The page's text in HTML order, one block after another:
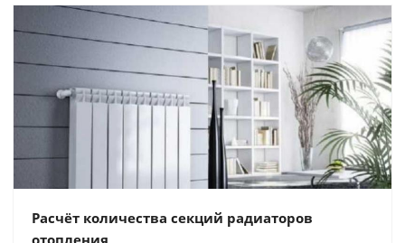
Расчёт количества секций радиаторов
отопления